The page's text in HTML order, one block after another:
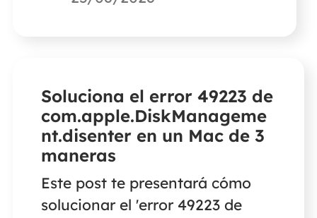
Soluciona el error 49223 de
com.apple.DiskManageme
nt.disenter en un Mac de 3
maneras
Este post te presentará cómo
solucionar el 'error 49223 de